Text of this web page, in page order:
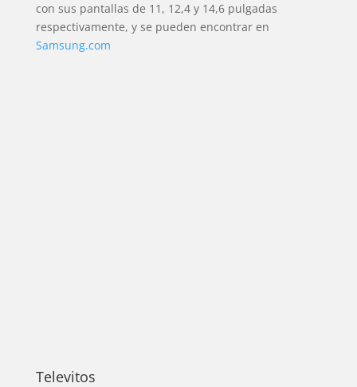
con sus pantallas de 11, 12,4 y 14,6 pulgadas
respectivamente, y se pueden encontrar en
Samsung.com
Televitos